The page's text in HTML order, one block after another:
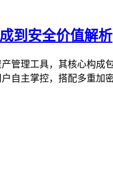
到安全价值解析
管理工具，其核心构
自主掌控，搭配多重